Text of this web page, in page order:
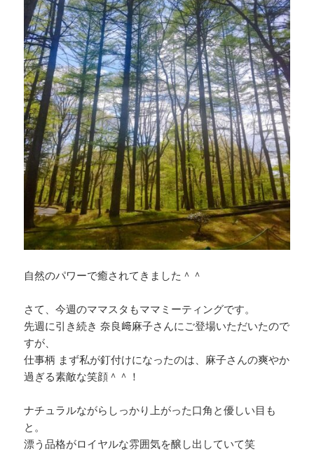
自然のパワーで癒されてきました＾＾
さて、今週のママスタもママミーティングです。
先週に引き続き 奈良﨑麻子さんにご登場いただいたので
すが、
仕事柄 まず私が釘付けになったのは、麻子さんの爽やか
過ぎる素敵な笑顔＾＾！
ナチュラルながらしっかり上がった口角と優しい目も
と。
漂う品格がロイヤルな雰囲気を醸し出していて笑